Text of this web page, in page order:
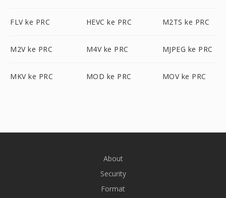
FLV ke PRC HEVC ke PRC M2TS ke PRC
M2V ke PRC M4V ke PRC MJPEG ke PRC
MKV ke PRC MOD ke PRC MOV ke PRC
About
Security
Format